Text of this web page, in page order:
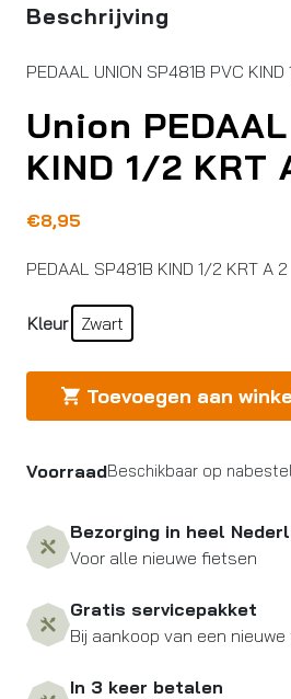
Beschrijving
PEDAAL UNION SP481B PVC KIND
Union
KIND 1/2 KRT
€8,95
PEDAAL SP481B KIND 1/2 KRT A 2
Kleur Zwart
Toevoegen aan
VoorraadBeschikbaar op
Bezorging in heel
Voor alle nieuwe fietsen
Gratis servicepakket
Bij aankoop van een
In 3 keer betalen